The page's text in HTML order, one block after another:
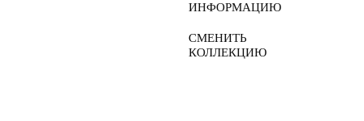
ИНФОРМАЦИЮ
СМЕНИТЬ
КОЛЛЕКЦИЮ